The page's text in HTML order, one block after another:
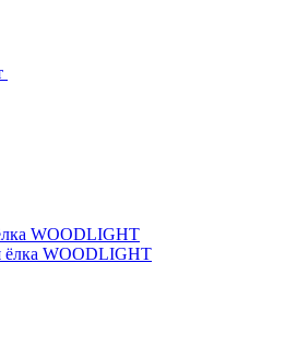
WOODLIGHT
ёлка WOODLIGHT